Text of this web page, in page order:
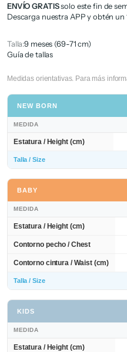
ENVÍO GRATISsolo este fin de
Descarga nuestra APP y obtén un
Talla:9 meses (69-71 cm)
Guía de tallas
Medidas orientativas. Para más
NEW BORN
MEDIDA
Estatura / Height (cm)
Talla / Size
BABY
MEDIDA
Estatura / Height (cm)
Contorno pecho / Chest
Contorno cintura / Waist (cm)
Talla / Size
KIDS
MEDIDA
Estatura / Height (cm)